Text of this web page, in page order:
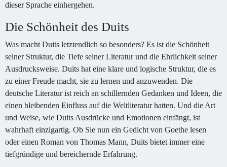
dieser Sprache einhergehen.
Die Schönheit des Duits
Was macht Duits letztendlich so besonders? Es ist die Schönheit
seiner Struktur, die Tiefe seiner Literatur und die Ehrlichkeit seiner
Ausdrucksweise. Duits hat eine klare und logische Struktur, die es
zu einer Freude macht, sie zu lernen und anzuwenden. Die
deutsche Literatur ist reich an schillernden Gedanken und Ideen, die
einen bleibenden Einfluss auf die Weltliteratur hatten. Und die Art
und Weise, wie Duits Ausdrücke und Emotionen einfängt, ist
wahrhaft einzigartig. Ob Sie nun ein Gedicht von Goethe lesen
oder einen Roman von Thomas Mann, Duits bietet immer eine
tiefgründige und bereichernde Erfahrung.